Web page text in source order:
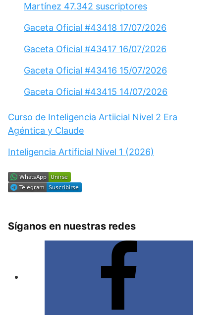
Martínez 47.342 suscriptores
Gaceta Oficial #43418 17/07/2026
Gaceta Oficial #43417 16/07/2026
Gaceta Oficial #43416 15/07/2026
Gaceta Oficial #43415 14/07/2026
Curso de Inteligencia Artiicial Nivel 2 Era
Agéntica y Claude
Inteligencia Artificial Nivel 1 (2026)
Síganos en nuestras redes